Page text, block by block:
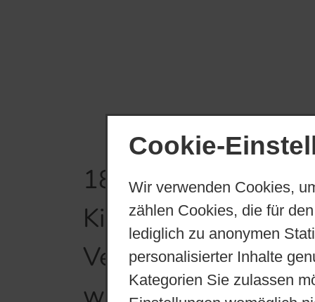
Cookie-
Wir verwenden Cookies,
zählen Cookies, die für
lediglich zu anonymen
personalisierter Inhalte
Kategorien Sie zulassen
Mit der
1862 standen
Kinder nicht nur
Verfügung,